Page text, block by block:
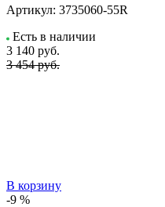
Артикул: 3735060-55R
Есть в наличии
3 140 руб.
3 454 руб.
В корзину
-9 %